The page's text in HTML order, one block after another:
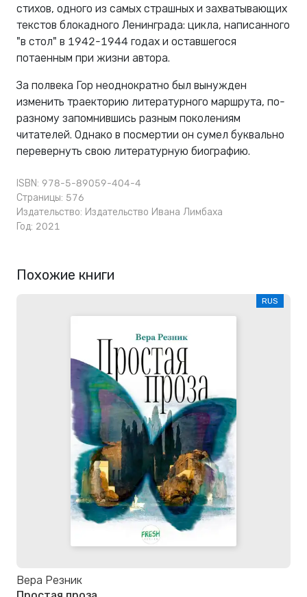
стихов, одного из самых страшных и захватывающих
текстов блокадного Ленинграда: цикла, написанного
"в стол" в 1942-1944 годах и оставшегося
потаенным при жизни автора.
За полвека Гор неоднократно был вынужден
изменить траекторию литературного маршрута, по-
разному запомнившись разным поколениям
читателей. Однако в посмертии он сумел буквально
перевернуть свою литературную биографию.
ISBN: 978-5-89059-404-4
Страницы: 576
Издательство: Издательство Ивана Лимбаха
Год: 2021
Похожие книги
RUS
Вера Резник